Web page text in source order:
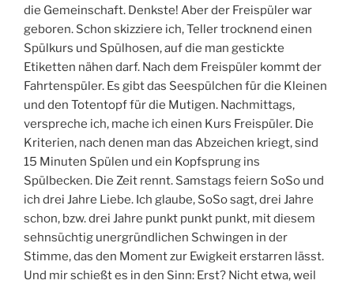
die Gemeinschaft. Denkste! Aber der Freispüler war
geboren. Schon skizziere ich, Teller trocknend einen
Spülkurs und Spülhosen, auf die man gestickte
Etiketten nähen darf. Nach dem Freispüler kommt der
Fahrtenspüler. Es gibt das Seespülchen für die Kleinen
und den Totentopf für die Mutigen. Nachmittags,
verspreche ich, mache ich einen Kurs Freispüler. Die
Kriterien, nach denen man das Abzeichen kriegt, sind
15 Minuten Spülen und ein Kopfsprung ins
Spülbecken. Die Zeit rennt. Samstags feiern SoSo und
ich drei Jahre Liebe. Ich glaube, SoSo sagt, drei Jahre
schon, bzw. drei Jahre punkt punkt punkt, mit diesem
sehnsüchtig unergründlichen Schwingen in der
Stimme, das den Moment zur Ewigkeit erstarren lässt.
Und mir schießt es in den Sinn: Erst? Nicht etwa, weil